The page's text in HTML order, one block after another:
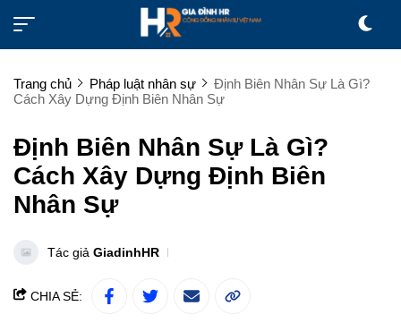
Trang chủ Pháp luật nhân sự
Định Biên Nhân Sự Là Gì?
Cách Xây Dựng Định Biên Nhân Sự
Định Biên Nhân Sự Là Gì?
Cách Xây Dựng Định Biên
Nhân Sự
Tác giả GiadinhHR
CHIA SẺ: